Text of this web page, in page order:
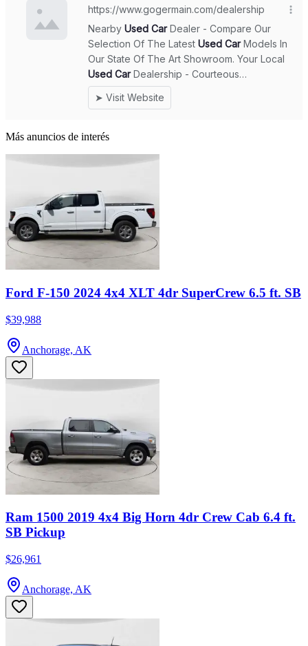
Más anuncios de interés
Ford F-150 2024 4x4 XLT 4dr SuperCrew 6.5 ft. SB
$39,988
Anchorage, AK
Ram 1500 2019 4x4 Big Horn 4dr Crew Cab 6.4 ft.
SB Pickup
$26,961
Anchorage, AK